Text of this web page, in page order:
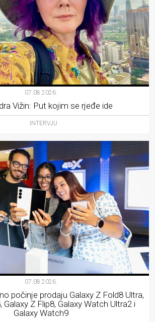
07.08.2026.
Vižin: Put kojim se rjeđe ide
INTERVJU
07.08.2026.
počinje prodaju Galaxy Z Fold8 Ultra,
Galaxy Z Flip8, Galaxy Watch Ultra2 i
Galaxy Watch9